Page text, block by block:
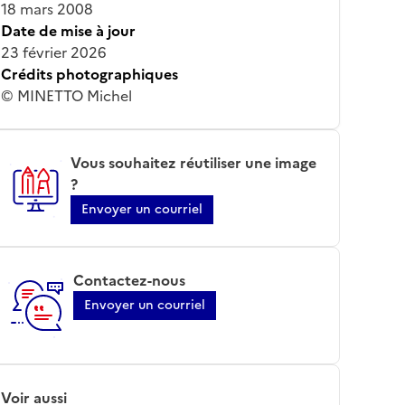
18 mars 2008
Date de mise à jour
23 février 2026
Crédits photographiques
© MINETTO Michel
Vous souhaitez réutiliser une image
?
Envoyer un courriel
Contactez-nous
Envoyer un courriel
Voir aussi